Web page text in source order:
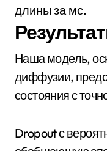
длины за мс.
Наша модель,
диффузии,
состояния с
Dropout с